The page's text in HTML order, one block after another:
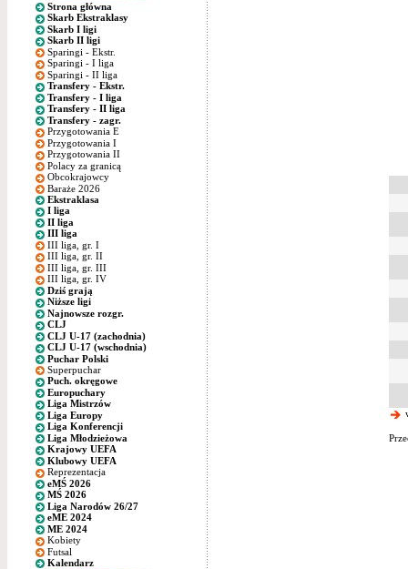
Strona główna
Skarb Ekstraklasy
Skarb I ligi
Skarb II ligi
Sparingi - Ekstr.
Sparingi - I liga
Sparingi - II liga
Transfery - Ekstr.
Transfery - I liga
Transfery - II liga
Transfery - zagr.
Przygotowania E
Przygotowania I
Przygotowania II
Polacy za granicą
Obcokrajowcy
Baraże 2026
Ekstraklasa
I liga
II liga
III liga
III liga, gr. I
III liga, gr. II
III liga, gr. III
III liga, gr. IV
Dziś grają
Niższe ligi
Najnowsze rozgr.
CLJ
CLJ U-17 (zachodnia)
CLJ U-17 (wschodnia)
Puchar Polski
Superpuchar
Puch. okręgowe
Europuchary
Liga Mistrzów
Liga Europy
Liga Konferencji
Liga Młodzieżowa
Krajowy UEFA
Klubowy UEFA
Reprezentacja
eMŚ 2026
MŚ 2026
Liga Narodów 26/27
eME 2024
ME 2024
Kobiety
Futsal
Kalendarz